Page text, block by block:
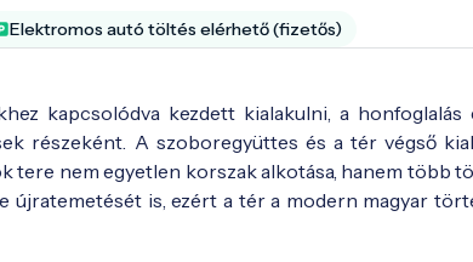
Elektromos autó töltés elérhető (fizetős)
kapcsolódva kezdett kialakulni, a honfoglalás
részeként. A szoboregyüttes és a tér végső
tere nem egyetlen korszak alkotása, hanem több
is, ezért a tér a modern magyar